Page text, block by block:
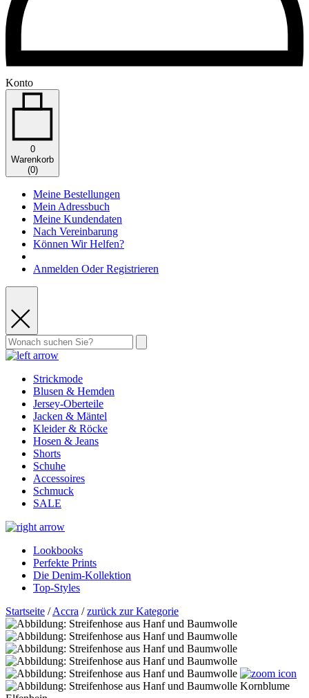
Konto
0
Warenkorb
(0)
Meine Bestellungen
Mein Adressbuch
Meine Kundendaten
Nach Vereinbarung
Können Wir Helfen?
Anmelden Oder Registrieren
Strickmode
Blusen & Hemden
Jersey-Oberteile
Jacken & Mäntel
Kleider & Röcke
Hosen & Jeans
Shorts
Schuhe
Accessoires
Schmuck
SALE
Lookbooks
Perfekte Prints
Die Denim-Kollektion
Top-Styles
Startseite /Accra /zurück zur Kategorie